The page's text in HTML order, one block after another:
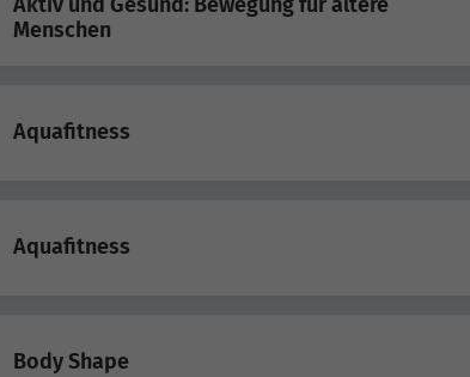
Menschen
Aquafitness
Aquafitness
Body Shape